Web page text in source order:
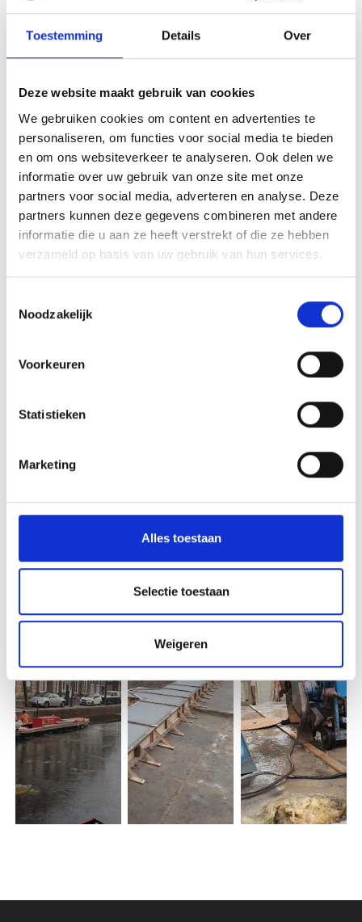
Toestemming Details Over
Deze website maakt gebruik van cookies
We gebruiken cookies om content en advertenties te
personaliseren, om functies voor social media te bieden
en om ons websiteverkeer te analyseren. Ook delen we
informatie over uw gebruik van onze site met onze
partners voor social media, adverteren en analyse. Deze
partners kunnen deze gegevens combineren met andere
informatie die u aan ze heeft verstrekt of die ze hebben
verzameld op basis van uw gebruik van hun services.
Noodzakelijk
Voorkeuren
Statistieken
Marketing
Alles toestaan
Selectie toestaan
Weigeren